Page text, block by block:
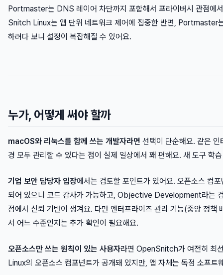
Portmaster는 DNS 레이어 차단까지 포함해서 프라이버시 관점에
Snitch Linux는 앱 단위 네트워크 제어에 집중한 반면, Portmaster
하려다 보니 설정이 복잡해질 수 있어요.
누가, 어떻게 써야 할까
macOS와 리눅스를 함께 쓰는 개발자라면 선택이 단순해요. 같은
경 모두 관리할 수 있다는 점이 실제 일상에서 꽤 편해요. 새 도구 학
기업 보안 담당자 입장에서는 검토할 포인트가 있어요. 오픈소스 컴
되어 있으니 코드 감사가 가능하고, Objective Development라는
점에서 신뢰 기반이 생겨요. 다만 엔터프라이즈 관리 기능(중앙 정책
서 어느 수준인지는 추가 확인이 필요해요.
오픈소스만 쓰는 원칙이 있는 사용자라면 OpenSnitch가 여전히 최
Linux의 오픈소스 컴포넌트가 공개돼 있지만, 앱 자체는 독점 소프트